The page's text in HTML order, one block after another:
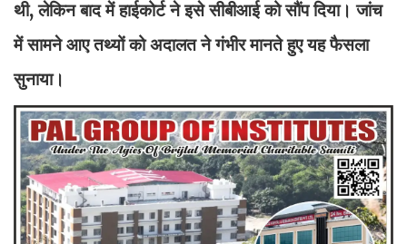
थी, लेकिन बाद में हाईकोर्ट ने इसे सीबीआई को सौंप दिया। जांच
में सामने आए तथ्यों को अदालत ने गंभीर मानते हुए यह फैसला
सुनाया।